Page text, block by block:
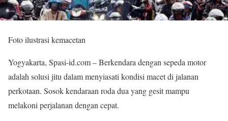
Foto ilustrasi kemacetan
Yogyakarta, Spasi-id.com – Berkendara dengan sepeda motor
adalah solusi jitu dalam menyiasati kondisi macet di jalanan
perkotaan. Sosok kendaraan roda dua yang gesit mampu
melakoni perjalanan dengan cepat.